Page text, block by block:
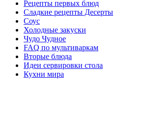
Рецепты первых блюд
Сладкие рецепты Десерты
Соус
Холодные закуски
Чудо Чудное
FAQ по мультиваркам
Вторые блюда
Идеи сервировки стола
Кухни мира